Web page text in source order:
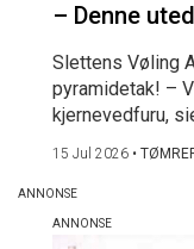
– Denne
Slettens Vøling
pyramidetak! –
kjernevedfuru,
15 Jul 2026 •